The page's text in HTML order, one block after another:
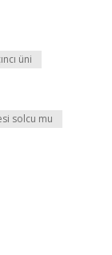
üni
solcu mu